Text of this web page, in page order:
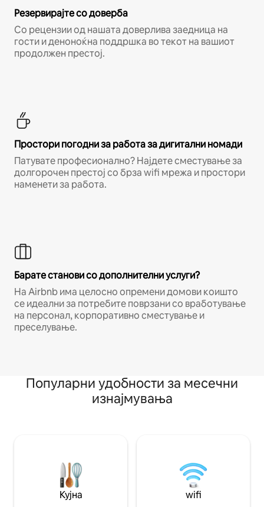
Резервирајте со доверба
Со рецензии од нашата доверлива заедница на
гости и деноноќна поддршка во текот на вашиот
продолжен престој.
Простори погодни за работа за дигитални номади
Патувате професионално? Најдете сместување за
долгорочен престој со брза wifi мрежа и простори
наменети за работа.
Барате станови со дополнителни услуги?
На Airbnb има целосно опремени домови коишто
се идеални за потребите поврзани со вработување
на персонал, корпоративно сместување и
преселување.
Популарни удобности за месечни
изнајмувања
Кујна wifi